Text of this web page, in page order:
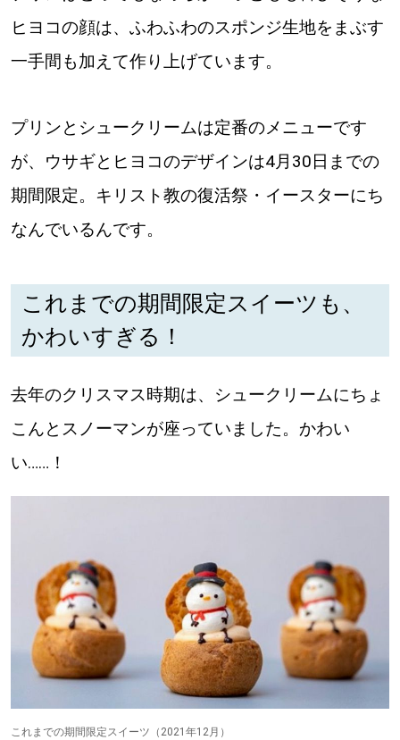
ヒヨコの顔は、ふわふわのスポンジ生地をまぶす
一手間も加えて作り上げています。
プリンとシュークリームは定番のメニューです
が、ウサギとヒヨコのデザインは4月30日までの
期間限定。キリスト教の復活祭・イースターにち
なんでいるんです。
これまでの期間限定スイーツも、
かわいすぎる！
去年のクリスマス時期は、シュークリームにちょ
こんとスノーマンが座っていました。かわい
い……！
これまでの期間限定スイーツ（2021年12月）